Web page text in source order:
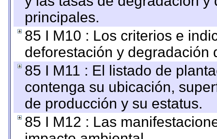
principales.
85 I M10 : Los criterios e
deforestación y degradación
85 I M11 : El listado de
contenga su ubicación,
de producción y su estatus.
85 I M12 : Las